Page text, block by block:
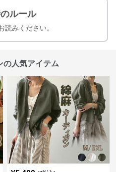
ルール
読みください。
の人気アイテム